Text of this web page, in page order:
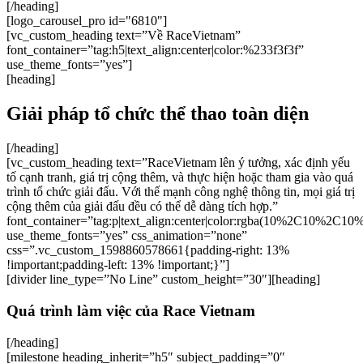
[/heading]
[logo_carousel_pro id="6810"]
[vc_custom_heading text=”Về RaceVietnam”
font_container=”tag:h5|text_align:center|color:%233f3f3f”
use_theme_fonts=”yes”]
[heading]
Giải pháp tổ chức thể thao toàn diện
[/heading]
[vc_custom_heading text=”RaceVietnam lên ý tưởng, xác định yếu
tố cạnh tranh, giá trị cộng thêm, và thực hiện hoặc tham gia vào quá
trình tổ chức giải đấu. Với thế mạnh công nghệ thông tin, mọi giá trị
cộng thêm của giải đấu đều có thể dễ dàng tích hợp.”
use_theme_fonts=”yes” css_animation=”none”
css=”.vc_custom_1598860578661{padding-right: 13%
!important;padding-left: 13% !important;}”]
[divider line_type=”No Line” custom_height=”30″][heading]
Quá trình làm việc của Race Vietnam
[/heading]
[milestone heading_inherit=”h5″ subject_padding=”0″